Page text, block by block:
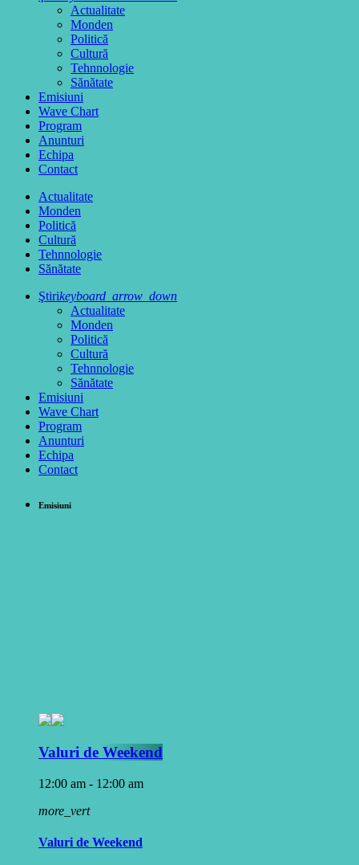
Actualitate
Monden
Politică
Cultură
Tehnnologie
Sănătate
Emisiuni
Wave Chart
Program
Anunturi
Echipa
Contact
Actualitate
Monden
Politică
Cultură
Tehnnologie
Sănătate
Ştirikeyboard_arrow_down
Actualitate
Monden
Politică
Cultură
Tehnnologie
Sănătate
Emisiuni
Wave Chart
Program
Anunturi
Echipa
Contact
Emisiuni
Valuri de Weekend
12:00 am - 12:00 am
more_vert
Valuri de Weekend